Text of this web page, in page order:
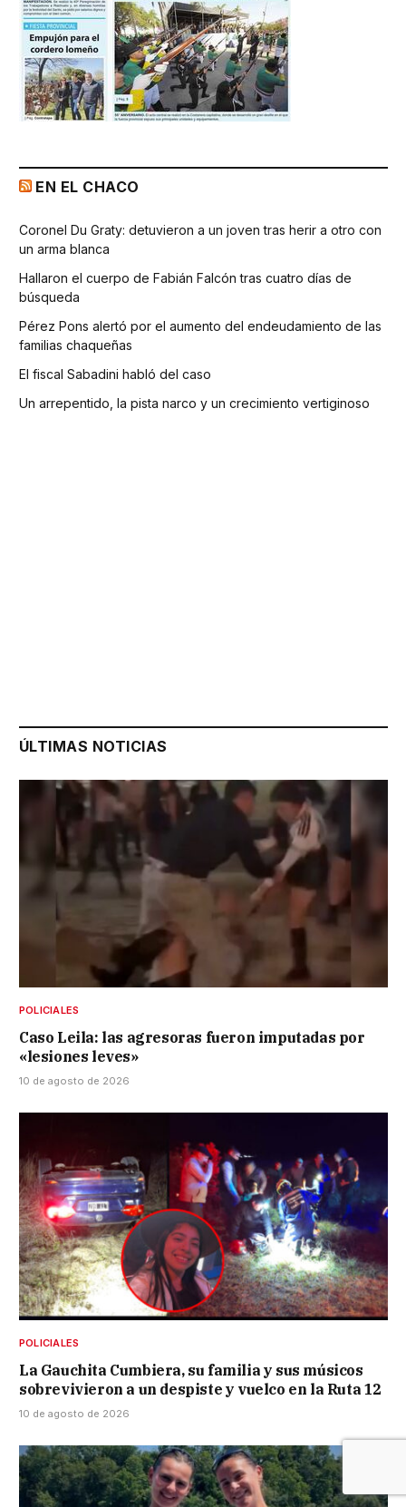
EN EL CHACO
Coronel Du Graty: detuvieron a un joven tras herir a otro con
un arma blanca
Hallaron el cuerpo de Fabián Falcón tras cuatro días de
búsqueda
Pérez Pons alertó por el aumento del endeudamiento de las
familias chaqueñas
El fiscal Sabadini habló del caso
Un arrepentido, la pista narco y un crecimiento vertiginoso
ÚLTIMAS NOTICIAS
POLICIALES
Caso Leila: las agresoras fueron imputadas por
«lesiones leves»
10 de agosto de 2026
POLICIALES
La Gauchita Cumbiera, su familia y sus músicos
sobrevivieron a un despiste y vuelco en la Ruta 12
10 de agosto de 2026